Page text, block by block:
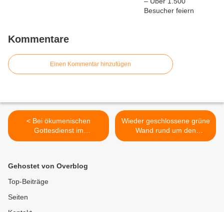
Kommentare
Einen Kommentar hinzufügen
< Bei ökumenischen
Gottesdienst im
Seniorenheim St. Hedwig
Wieder geschlossene grüne
Wand rund um den
Veitshöchheimer
Gehostet von Overblog
Top-Beiträge
Seiten